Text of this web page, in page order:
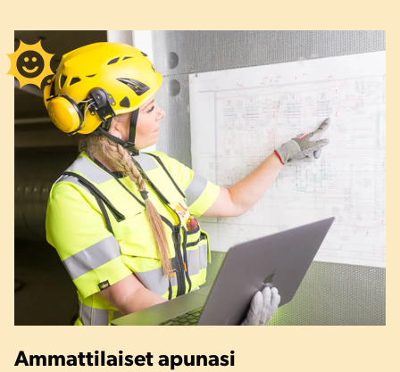
Ammattilaiset apunasi